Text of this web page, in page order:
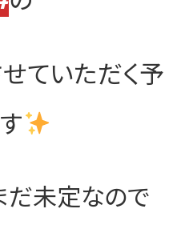
ていただく予
だ未定なので